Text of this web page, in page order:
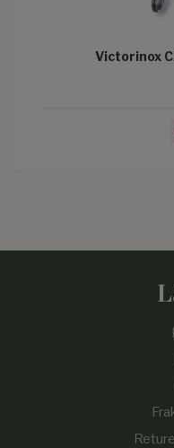
Victorinox